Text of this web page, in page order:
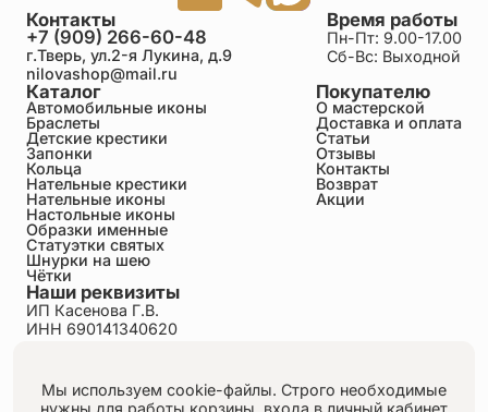
Каталог
Автомобильные иконы
Браслеты
Детские крестики
Запонки
Кольца
Нательные крестики
Нательные иконы
Настольные иконы
Образки именные
Статуэтки святых
Шнурки на шею
Чётки
Покупателю
О мастерской
Доставка и оплата
Статьи
Отзывы
Контакты
Возврат
Акции
Время работы
Пн-Пт: 9.00-17.00
Сб-Вс: Выходной
Контакты
+7 (909) 266-60-48
г.Тверь, ул.2-я Лукина, д.9
nilovashop@mail.ru
Наши реквизиты
ИП Касенова Г.В.
ИНН 690141340620
Пользовательское соглашение
Публичная оферта
Мы используем cookie-файлы. Строго необходимые
нужны для работы корзины, входа в личный кабинет